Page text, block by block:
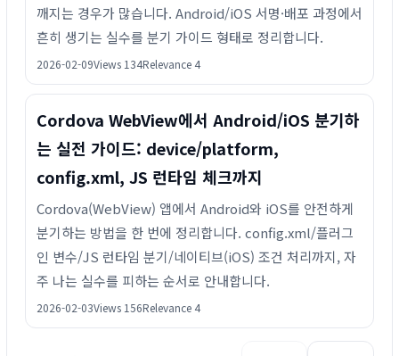
깨지는 경우가 많습니다. Android/iOS 서명·배포 과정에서
흔히 생기는 실수를 분기 가이드 형태로 정리합니다.
2026-02-09Views 134Relevance 4
Cordova WebView에서 Android/iOS 분기하
는 실전 가이드: device/platform,
config.xml, JS 런타임 체크까지
Cordova(WebView) 앱에서 Android와 iOS를 안전하게
분기하는 방법을 한 번에 정리합니다. config.xml/플러그
인 변수/JS 런타임 분기/네이티브(iOS) 조건 처리까지, 자
주 나는 실수를 피하는 순서로 안내합니다.
2026-02-03Views 156Relevance 4